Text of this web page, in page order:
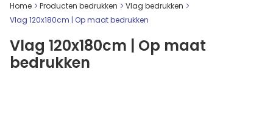
Home Producten bedrukken
Vlag bedrukken
Vlag 120x180cm | Op maat bedrukken
Vlag 120x180cm | Op maat
bedrukken